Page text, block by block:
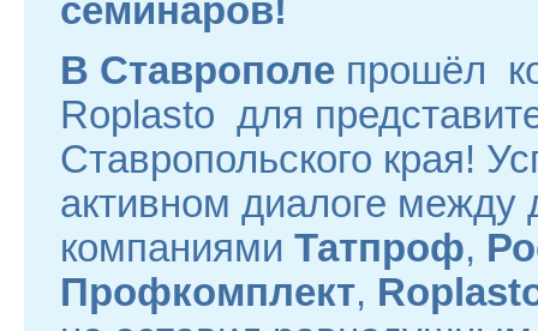
семинаров!
В Ставрополе прошёл
Roplasto для
Ставропольского края!
активном диалоге между
компаниями Татпроф,
Профкомплект,